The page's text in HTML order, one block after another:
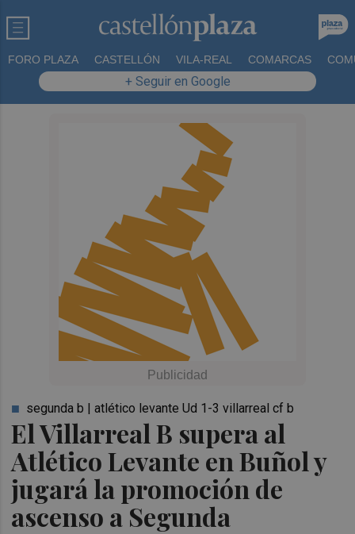
FORO PLAZA CASTELLÓN VILA-REAL COMARCAS
+ Seguir en Google
El Villarreal B supera al
Atlético Levante en Buñol y
jugará la promoción de
ascenso a Segunda
segunda b | atlético levante Ud 1-3 villarreal cf b